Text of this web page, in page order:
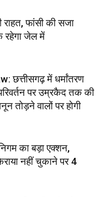
राहत, फांसी की सजा
रहेगा जेल में
छत्तीसगढ़ में धर्मांतरण
पर उम्रकैद तक की
तोड़ने वालों पर होगी
का बड़ा एक्शन,
नहीं चुकाने पर 4